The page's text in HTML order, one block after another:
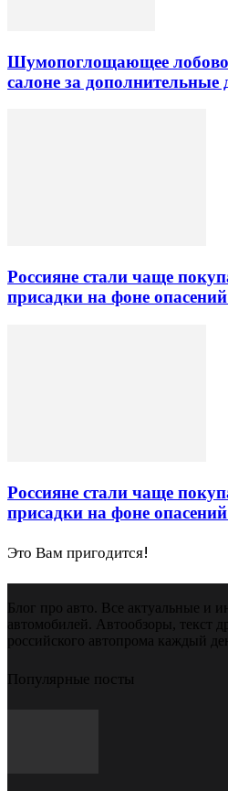
Шумопоглощающее
салоне за дополнительные
Россияне стали чаще
присадки на фоне опасений
Россияне стали чаще
присадки на фоне опасений
Это Вам пригодится!
Блог про авто. Все актуальные и
автомобилей. Автообзоры, текст
российского автопрома каждый
Популярные посты